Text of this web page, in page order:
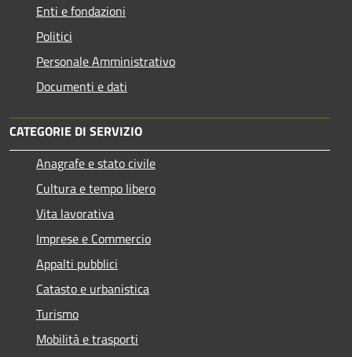
Enti e fondazioni
Politici
Personale Amministrativo
Documenti e dati
CATEGORIE DI SERVIZIO
Anagrafe e stato civile
Cultura e tempo libero
Vita lavorativa
Imprese e Commercio
Appalti pubblici
Catasto e urbanistica
Turismo
Mobilità e trasporti